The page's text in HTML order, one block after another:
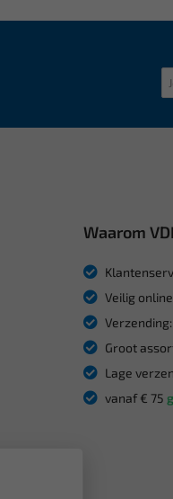
Waarom
Veilig
Verzending:
Groot
Lage
vanaf € 75